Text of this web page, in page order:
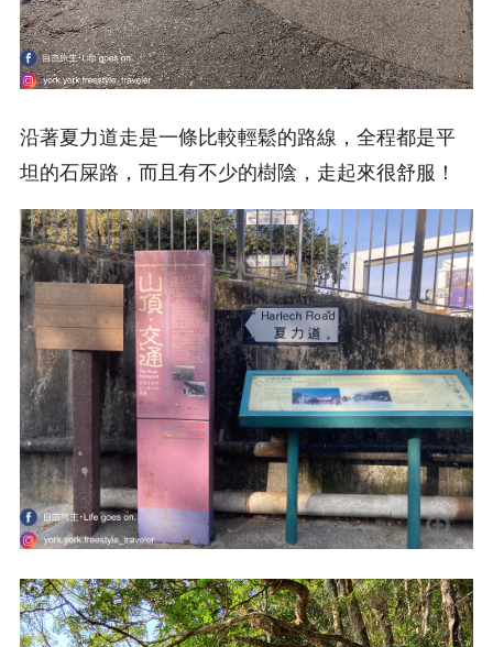
沿著夏力道走是一條比較輕鬆的路線，全程都是平
坦的石屎路，而且有不少的樹陰，走起來很舒服！